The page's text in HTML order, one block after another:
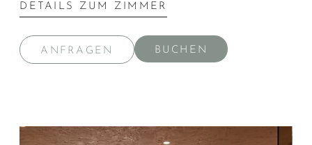
DETAILS ZUM ZIMMER
ANFRAGEN BUCHEN